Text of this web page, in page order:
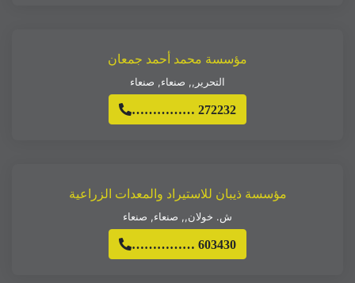
مؤسسة محمد أحمد جمعان
التحرير,, صنعاء, صنعاء
…………… 272232
مؤسسة ذيبان للاستيراد والمعدات الزراعية
ش. خولان,, صنعاء, صنعاء
…………… 603430